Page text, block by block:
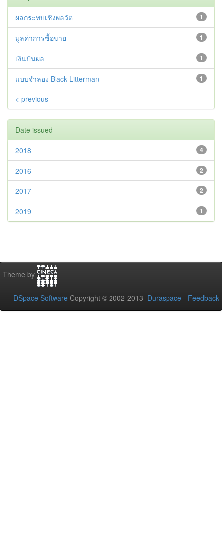
1
ผลกระทบเชิงพลวัต
1
มูลค่าการซื้อขาย
1
เงินปันผล
1
แบบจำลอง Black-Litterman
< previous
Date issued
4
2018
2
2016
2
2017
1
2019
Theme by
DSpace Software Copyright © 2002-2013 Duraspace - Feedback